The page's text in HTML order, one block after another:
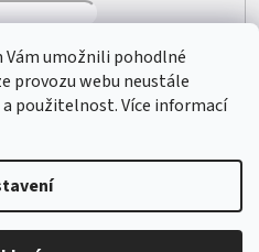
Vám umožnili pohodlné
provozu webu neustále
použitelnost. Více informací
SE
. Všechna práva vyhrazena.
cookies